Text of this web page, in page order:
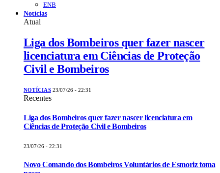
ENB
Notícias
Atual
Liga dos Bombeiros quer fazer nascer
licenciatura em Ciências de Proteção
Civil e Bombeiros
NOTÍCIAS 23/07/26 - 22:31
Recentes
Liga dos Bombeiros quer fazer nascer licenciatura em
Ciências de Proteção Civil e Bombeiros
23/07/26 - 22:31
Novo Comando dos Bombeiros Voluntários de Esmoriz toma